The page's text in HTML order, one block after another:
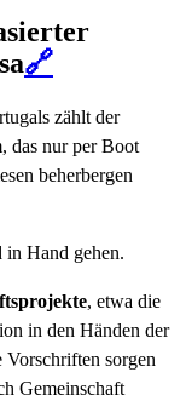
🔗
zählt der
das nur per Boot
beherbergen
in Hand gehen.
, etwa die
in den Händen der
sorgen
Gemeinschaft